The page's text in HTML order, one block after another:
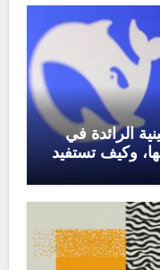
الرائدة في
وكيف تستفيد